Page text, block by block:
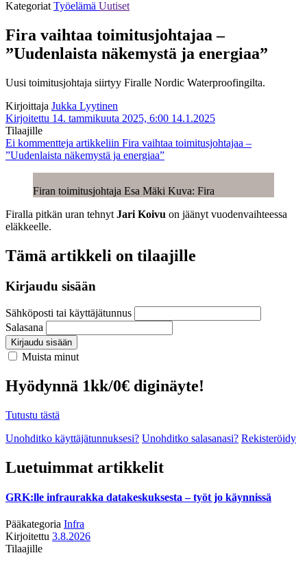
Kategoriat Työelämä Uutiset
Fira vaihtaa toimitusjohtajaa –
”Uudenlaista näkemystä ja energiaa”
Uusi toimitusjohtaja siirtyy Firalle Nordic Waterproofingilta.
Kirjoittaja Jukka Lyytinen
Kirjoitettu 14. tammikuuta 2025, 6:00 14.1.2025
Tilaajille
Ei kommentteja artikkeliin Fira vaihtaa toimitusjohtajaa –
”Uudenlaista näkemystä ja energiaa”
Firan toimitusjohtaja Esa Mäki Kuva: Fira
Firalla pitkän uran tehnyt Jari Koivu on jäänyt vuodenvaihteessa
eläkkeelle.
Tämä artikkeli on tilaajille
Kirjaudu sisään
Sähköposti tai käyttäjätunnus
Salasana
Kirjaudu sisään
Muista minut
Hyödynnä 1kk/0€ diginäyte!
Tutustu tästä
Unohditko käyttäjätunnuksesi? Unohditko salasanasi? Rekisteröidy
Luetuimmat artikkelit
GRK:lle infraurakka datakeskuksesta – työt jo käynnissä
Pääkategoria Infra
Kirjoitettu 3.8.2026
Tilaajille